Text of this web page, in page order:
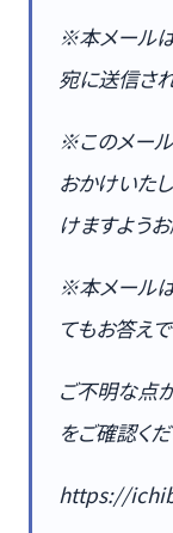
※本メール
宛に送信さ
※このメー
おかけいた
けますよう
※本メール
てもお答え
ご不明な点
をご確認くだ
https://